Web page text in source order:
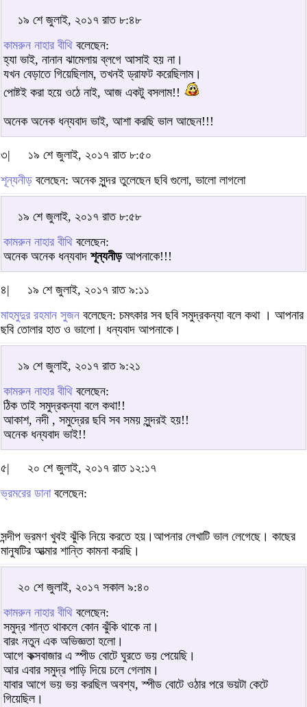
১৯ শে জুলাই, ২০১৭ রাত ৮:৪৮
কামরুন নাহার বীথি বলেছেন:
হ্যা ভাই, নানান ঝামেলায় ব্লগে আসাই হয় না।
যখন বেড়াতে গিয়েছিলাম, তখনই ড্রাফট করেছিলাম।
পোষ্টই করা হয়ে ওঠে নাই, আজ একটু বসলাম!!
অনেক অনেক ধন্যবাদ ভাই, আশা করছি ভাল আছেন!!!
৩|
১৯ শে জুলাই, ২০১৭ রাত ৮:৫০
শূন্যনীড় বলেছেন: অনেক সুন্দর তুলেছেন ছবি গুলো, ভালো লাগলো
১৯ শে জুলাই, ২০১৭ রাত ৮:৫৮
কামরুন নাহার বীথি বলেছেন:
অনেক অনেক ধন্যবাদ শূন্যনীড় আপনাকে!!!
৪|
১৯ শে জুলাই, ২০১৭ রাত ৯:১১
মাহমুদুর রহমান সুজন বলেছেন: চমৎকার সব ছবি সমুদ্রকন্যা বলে কথা । আপনার
ছবি তোলার হাত ও ভালো। ধন্যবাদ আপনাকে।
১৯ শে জুলাই, ২০১৭ রাত ৯:২১
কামরুন নাহার বীথি বলেছেন:
ঠিক তাই সমুদ্রকন্যা বলে কথা!!
আকাশ, নদী , সমুদ্রের ছবি সব সময় সুন্দরই হয়!!
অনেক ধন্যবাদ ভাই!!
৫|
২০ শে জুলাই, ২০১৭ রাত ১২:১৭
ভ্রমরের ডানাবলেছেন:
সন্দীপ ভ্রমণ খুবই ঝুঁকি নিয়ে করতে হয়।আপনার লেখাটি ভাল লেগেছে। কাছের
মানুষটির আত্মার শান্তি কামনা করছি।
২০ শে জুলাই, ২০১৭ সকাল ৯:৪০
কামরুন নাহার বীথি বলেছেন:
সমুদ্র শান্ত থাকলে কোন ঝুঁকি থাকে না।
বারং নতুন এক অভিজ্ঞতা হলো।
আগে কক্সবাজার এ স্পীড বোটে ঘুরতে ভয় পেয়েছি।
আর এবার সমুদ্র পাড়ি দিয়ে চলে গেলাম।
যাবার আগে ভয় ভয় করছিল অবশ্য, স্পীড বোটে ওঠার পরে ভয়টা কেটে
গিয়েছিল।